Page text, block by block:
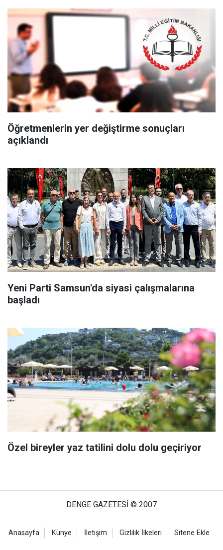
Öğretmenlerin yer değiştirme sonuçları
açıklandı
Yeni Parti Samsun'da siyasi çalışmalarına
başladı
Özel bireyler yaz tatilini dolu dolu geçiriyor
DENGE GAZETESİ © 2007
Anasayfa Künye İletişim Gizlilik İlkeleri Sitene Ekle